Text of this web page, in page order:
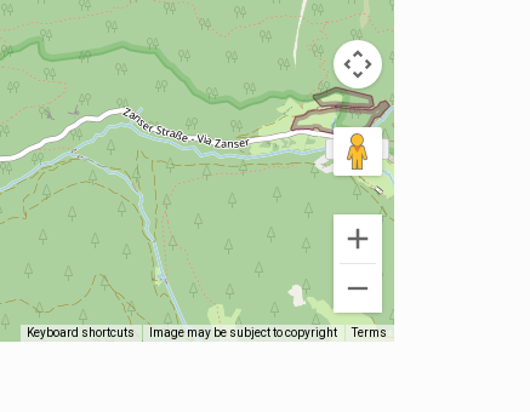
Keyboard shortcuts Image may be subject to copyright Terms